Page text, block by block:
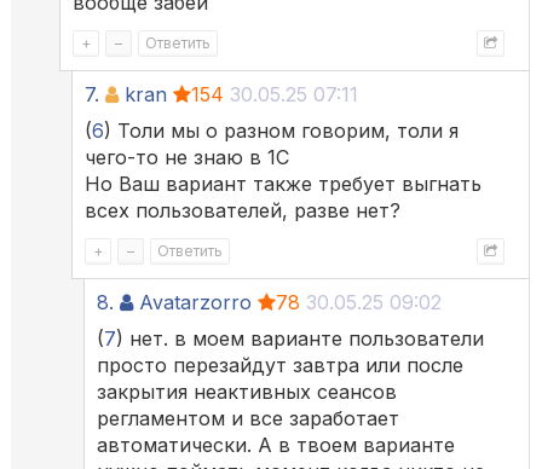
+ – Ответить
7. kran 154 30.05.25 07:11
(6) Толи мы о разном говорим, толи я
чего-то не знаю в 1С
Но Ваш вариант также требует выгнать
всех пользователей, разве нет?
+ – Ответить
8. Avatarzorro 78 30.05.25 09:02
(7) нет. в моем варианте пользователи
просто перезайдут завтра или после
закрытия неактивных сеансов
регламентом и все заработает
автоматически. А в твоем варианте